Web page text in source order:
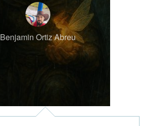
Benjamin Ortiz Abreu